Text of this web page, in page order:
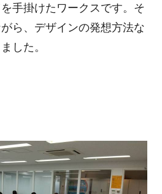
手掛けたワークスです。そ
ら、デザインの発想方法な
した。